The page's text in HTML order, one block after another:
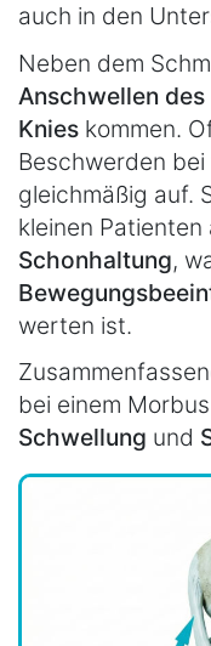
auch in den
Neben dem
Anschwellen
Knies kommen.
Beschwerden
gleichmäßig auf.
kleinen
Schonhaltung,
werten ist.
bei einem
Schwellung und